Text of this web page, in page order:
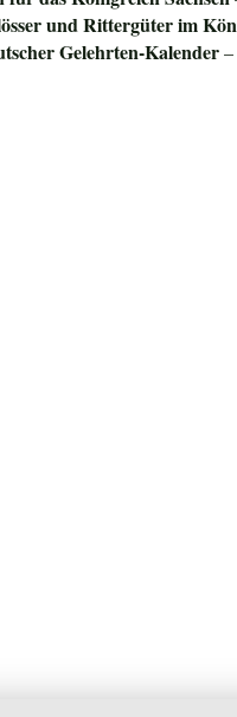
und Rittergüter im
cher Gelehrten-Kalender